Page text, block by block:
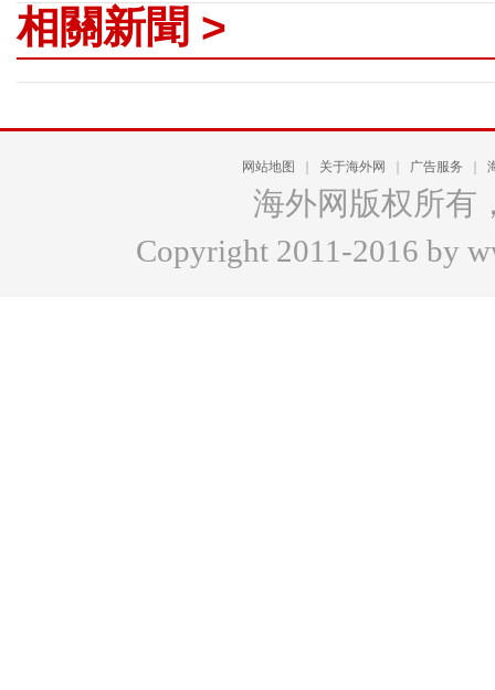
相關新聞 >
网站地图 关于海外网 广告服务
海外网版权所有
Copyright 2011-2016 by